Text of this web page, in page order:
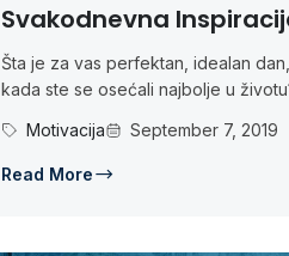
Svakodnevna
Šta je za vas perfektan, idealan
kada ste se osećali najbolje u
Motivacija
September 7, 2019
Read More